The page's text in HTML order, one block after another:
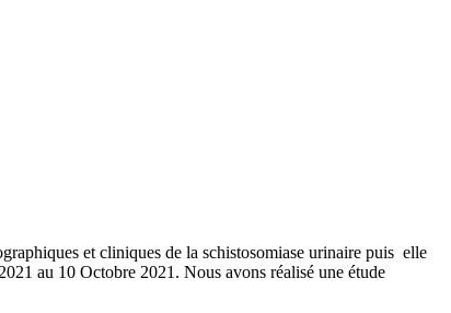
et cliniques de la schistosomiase urinaire puis elle
au 10 Octobre 2021. Nous avons réalisé une étude